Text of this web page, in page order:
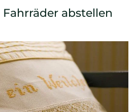
Fahrräder abstellen